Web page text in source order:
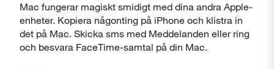
Mac fungerar magiskt smidigt med dina andra Apple-
enheter. Kopiera någonting på iPhone och klistra in
det på Mac. Skicka sms med Meddelanden eller ring
och besvara FaceTime-samtal på din Mac.